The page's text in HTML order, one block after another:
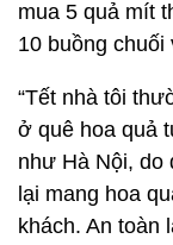
mua 5 quả mít
10 buồng chuối
“Tết nhà tôi
ở quê hoa quả
như Hà Nội, do
lại mang hoa
khách. An toàn